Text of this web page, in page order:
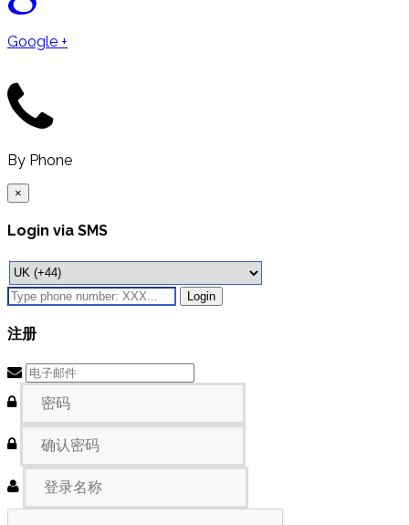
Google +
By Phone
×
Login via SMS
Login
注册